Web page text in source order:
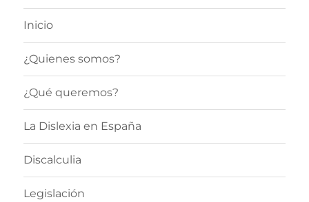
Inicio
¿Quienes somos?
¿Qué queremos?
La Dislexia en España
Discalculia
Legislación